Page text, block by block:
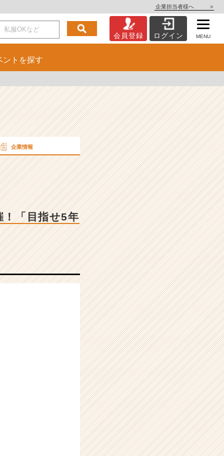
企業担当者様へ >
会員登録 ログイン MENU
ント を探す
企業情報
！「目指せ5年